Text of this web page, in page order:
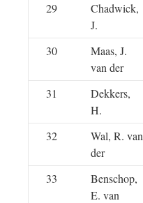
29
Chadwick,
J.
30
Maas, J.
van der
31
Dekkers,
H.
32
Wal, R. van
der
33
Benschop,
E. van